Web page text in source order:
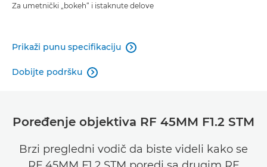
Za umetnički „bokeh“ i istaknute delove
Prikaži punu specifikaciju 
Dobijte podršku 
Poređenje objektiva RF 45MM F1.2 STM
Brzi pregledni vodič da biste videli kako se